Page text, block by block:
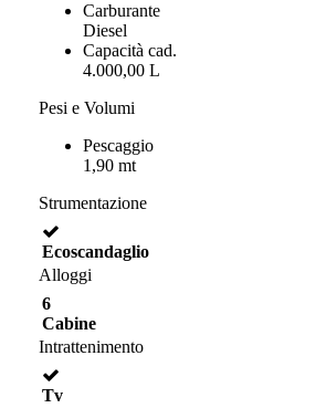
Carburante
Diesel
Capacità cad.
4.000,00 L
Pesi e Volumi
Pescaggio
1,90 mt
Strumentazione
Ecoscandaglio
Alloggi
6
Cabine
Intrattenimento
Tv